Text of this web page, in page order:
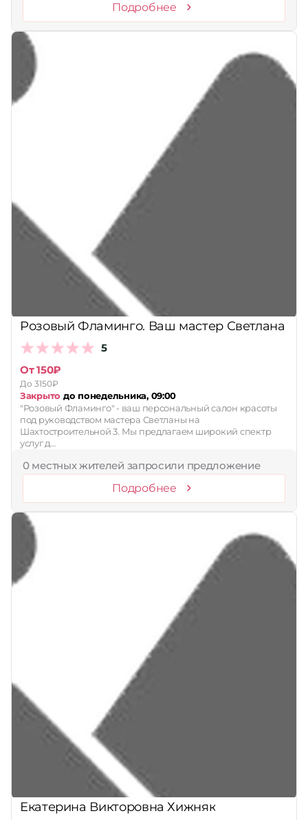
Подробнее
Розовый Фламинго. Ваш мастер Светлана
5
От 150₽
До 3150₽
Закрыто до понедельника, 09:00
"Розовый Фламинго" - ваш персональный салон красоты
под руководством мастера Светланы на
Шахтостроительной 3. Мы предлагаем широкий спектр
услуг д…
0 местных жителей запросили предложение
Подробнее
Екатерина Викторовна Хижняк